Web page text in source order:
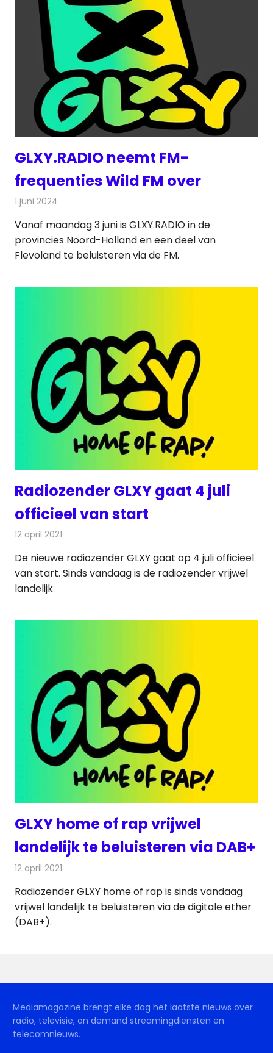
GLXY.RADIO neemt FM-
frequenties Wild FM over
1 juni 2024
Vanaf maandag 3 juni is GLXY.RADIO in de
provincies Noord-Holland en een deel van
Flevoland te beluisteren via de FM.
Radiozender GLXY gaat 4 juli
officieel van start
12 april 2021
De nieuwe radiozender GLXY gaat op 4 juli officieel
van start. Sinds vandaag is de radiozender vrijwel
landelijk
GLXY home of rap vrijwel
landelijk te beluisteren via DAB+
12 april 2021
Radiozender GLXY home of rap is sinds vandaag
vrijwel landelijk te beluisteren via de digitale ether
(DAB+).
Mediamagazine brengt elke dag het laatste nieuws over
radio, televisie, on demand streamingdiensten en
telecomnieuws.